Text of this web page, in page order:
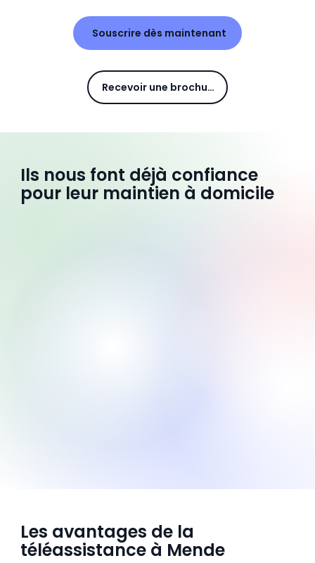
Souscrire dès maintenant
Recevoir une brochure
Ils nous font déjà confiance
pour leur maintien à domicile
Les avantages de la
téléassistance à Mende